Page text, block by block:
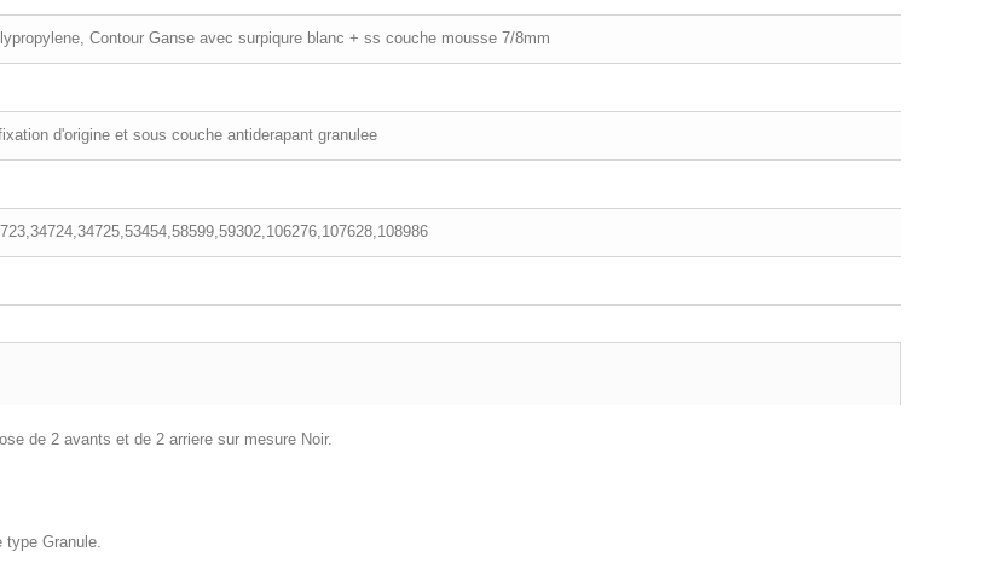
Contour Ganse avec surpiqure blanc + ss couche mousse 7/8mm
d'origine et sous couche antiderapant granulee
de 2 avants et de 2 arriere sur mesure Noir.
type Granule.